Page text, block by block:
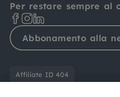
Per restare sempre al
Abbonamento alla
Affiliate ID404